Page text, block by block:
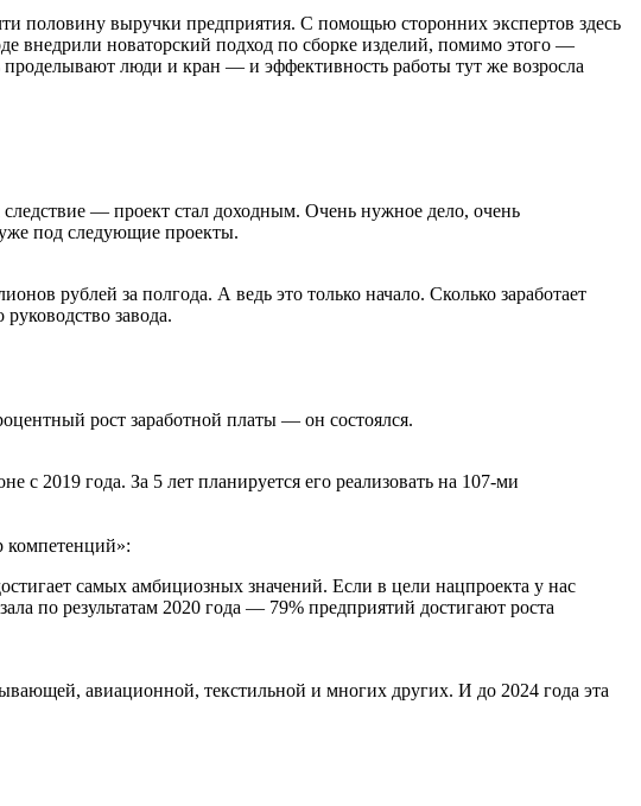
половину выручки предприятия. С помощью сторонних экспертов здесь
внедрили новаторский подход по сборке изделий, помимо этого —
люди и кран — и эффективность работы тут же возросла
следствие — проект стал доходным. Очень нужное дело, очень
под следующие проекты.
рублей за полгода. А ведь это только начало. Сколько заработает
завода.
рост заработной платы — он состоялся.
с 2019 года. За 5 лет планируется его реализовать на 107-ми
компетенций»:
самых амбициозных значений. Если в цели нацпроекта у нас
по результатам 2020 года — 79% предприятий достигают роста
авиационной, текстильной и многих других. И до 2024 года эта